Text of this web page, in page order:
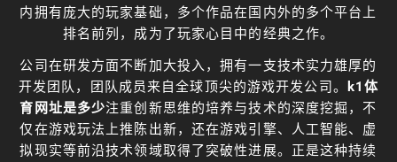
内拥有庞大的玩家基础，多个作品在国内外的多个平台上
排名前列，成为了玩家心目中的经典之作。
公司在研发方面不断加大投入，拥有一支技术实力雄厚的
开发团队，团队成员来自全球顶尖的游戏开发公司。
k1体
育网址是多少注重创新思维的培养与技术的深度挖掘，不
仅在游戏玩法上推陈出新，还在游戏引擎、人工智能、虚
拟现实等前沿技术领域取得了突破性进展。正是这种持续